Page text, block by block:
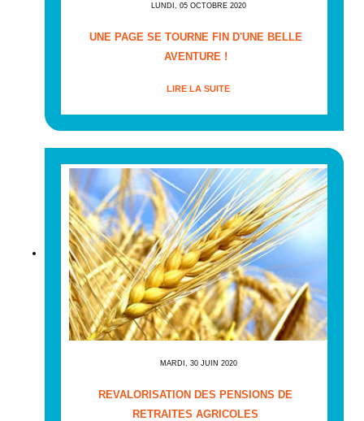
LUNDI, 05 OCTOBRE 2020
UNE PAGE SE TOURNE FIN D'UNE BELLE
AVENTURE !
LIRE LA SUITE
MARDI, 30 JUIN 2020
REVALORISATION DES PENSIONS DE
RETRAITES AGRICOLES